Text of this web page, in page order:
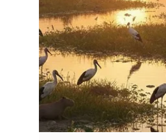
13 de jun. de 2024 6 min de
Brasileiros se
plano de
para uso no